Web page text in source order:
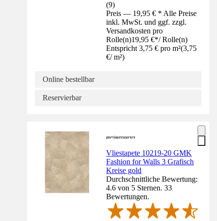
(9)
Preis — 19,95 € * Alle Preise
inkl. MwSt. und ggf. zzgl.
Versandkosten pro
Rolle(n)19,95 €*/ Rolle(n)
Entspricht 3,75 € pro m²(3,75
€/ m²)
Online bestellbar
Reservierbar
Vliestapete 10219-20 GMK
Fashion for Walls 3 Grafisch
Kreise gold
Durchschnittliche Bewertung:
4.6 von 5 Sternen. 33
Bewertungen.